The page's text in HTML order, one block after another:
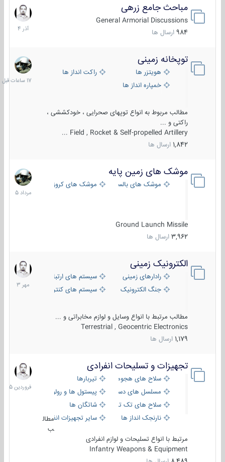
مباحث جامع زرهی
General Armorial Discussions
984 ارسال ها
7
آذر
1404
توپخانه زمینی
هویتزر ها
راکت انداز ها
خمپاره انداز ها
مطالب مربوط به انواع توپهای صحرایی ، خودکششی ،
راکتی و ...
Field , Rocket & Self-propelled Artillery ...
1,842 ارسال ها
17
ساعات
قبل
موشک های زمین پایه
موشک های بالستیک موشک های کروز
Ground Launch Missile
3,962 ارسال ها
2
مرداد
1405
الکترونیک زمینی
رادارهای زمینی
سیستم های ارتباطی و جمع آوری
جنگ الکترونیک
سیستم های کنترل آتش و تجهیزات
مطالب مرتبط با انواع وسایل و لوازم مخابراتی و ...
Terrestrial , Geocentric Electronics
1,179 ارسال ها
1
مهر
1403
تجهیزات و تسلیحات انفرادی
سلاح های هجومی
تیربارها
مسلسل های دستی
پیستول ها و رولورها
سلاح های تک تیر اندازیشاتگان ها
نارنجک انداز ها
سایر تجهیزات انفرادی
مطال
ب
مرتبط با انواع تسلیحات و لوازم انفرادی
Infantry Weapons & Equipment
17
فروردین
1405